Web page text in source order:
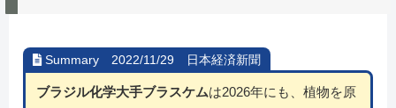
Summary 2022/11/29 日本経済新聞
ブラジル化学大手ブラスケムは2026年にも、植物を原